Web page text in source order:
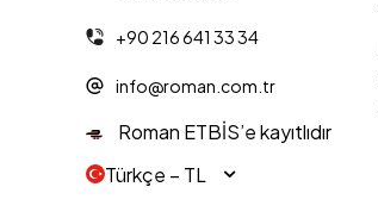
+90 216 641 33 34
info@roman.com.tr
Roman ETBİS’e kayıtlıdır
Türkçe − TL